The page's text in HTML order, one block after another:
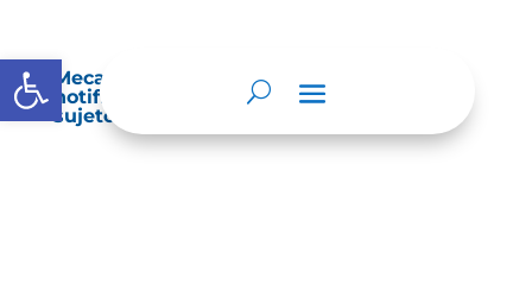
Abrir barra de herramientas
Mecanismos internos de supervisión,
notificación y vigilancia pertinente del
sujeto obligado